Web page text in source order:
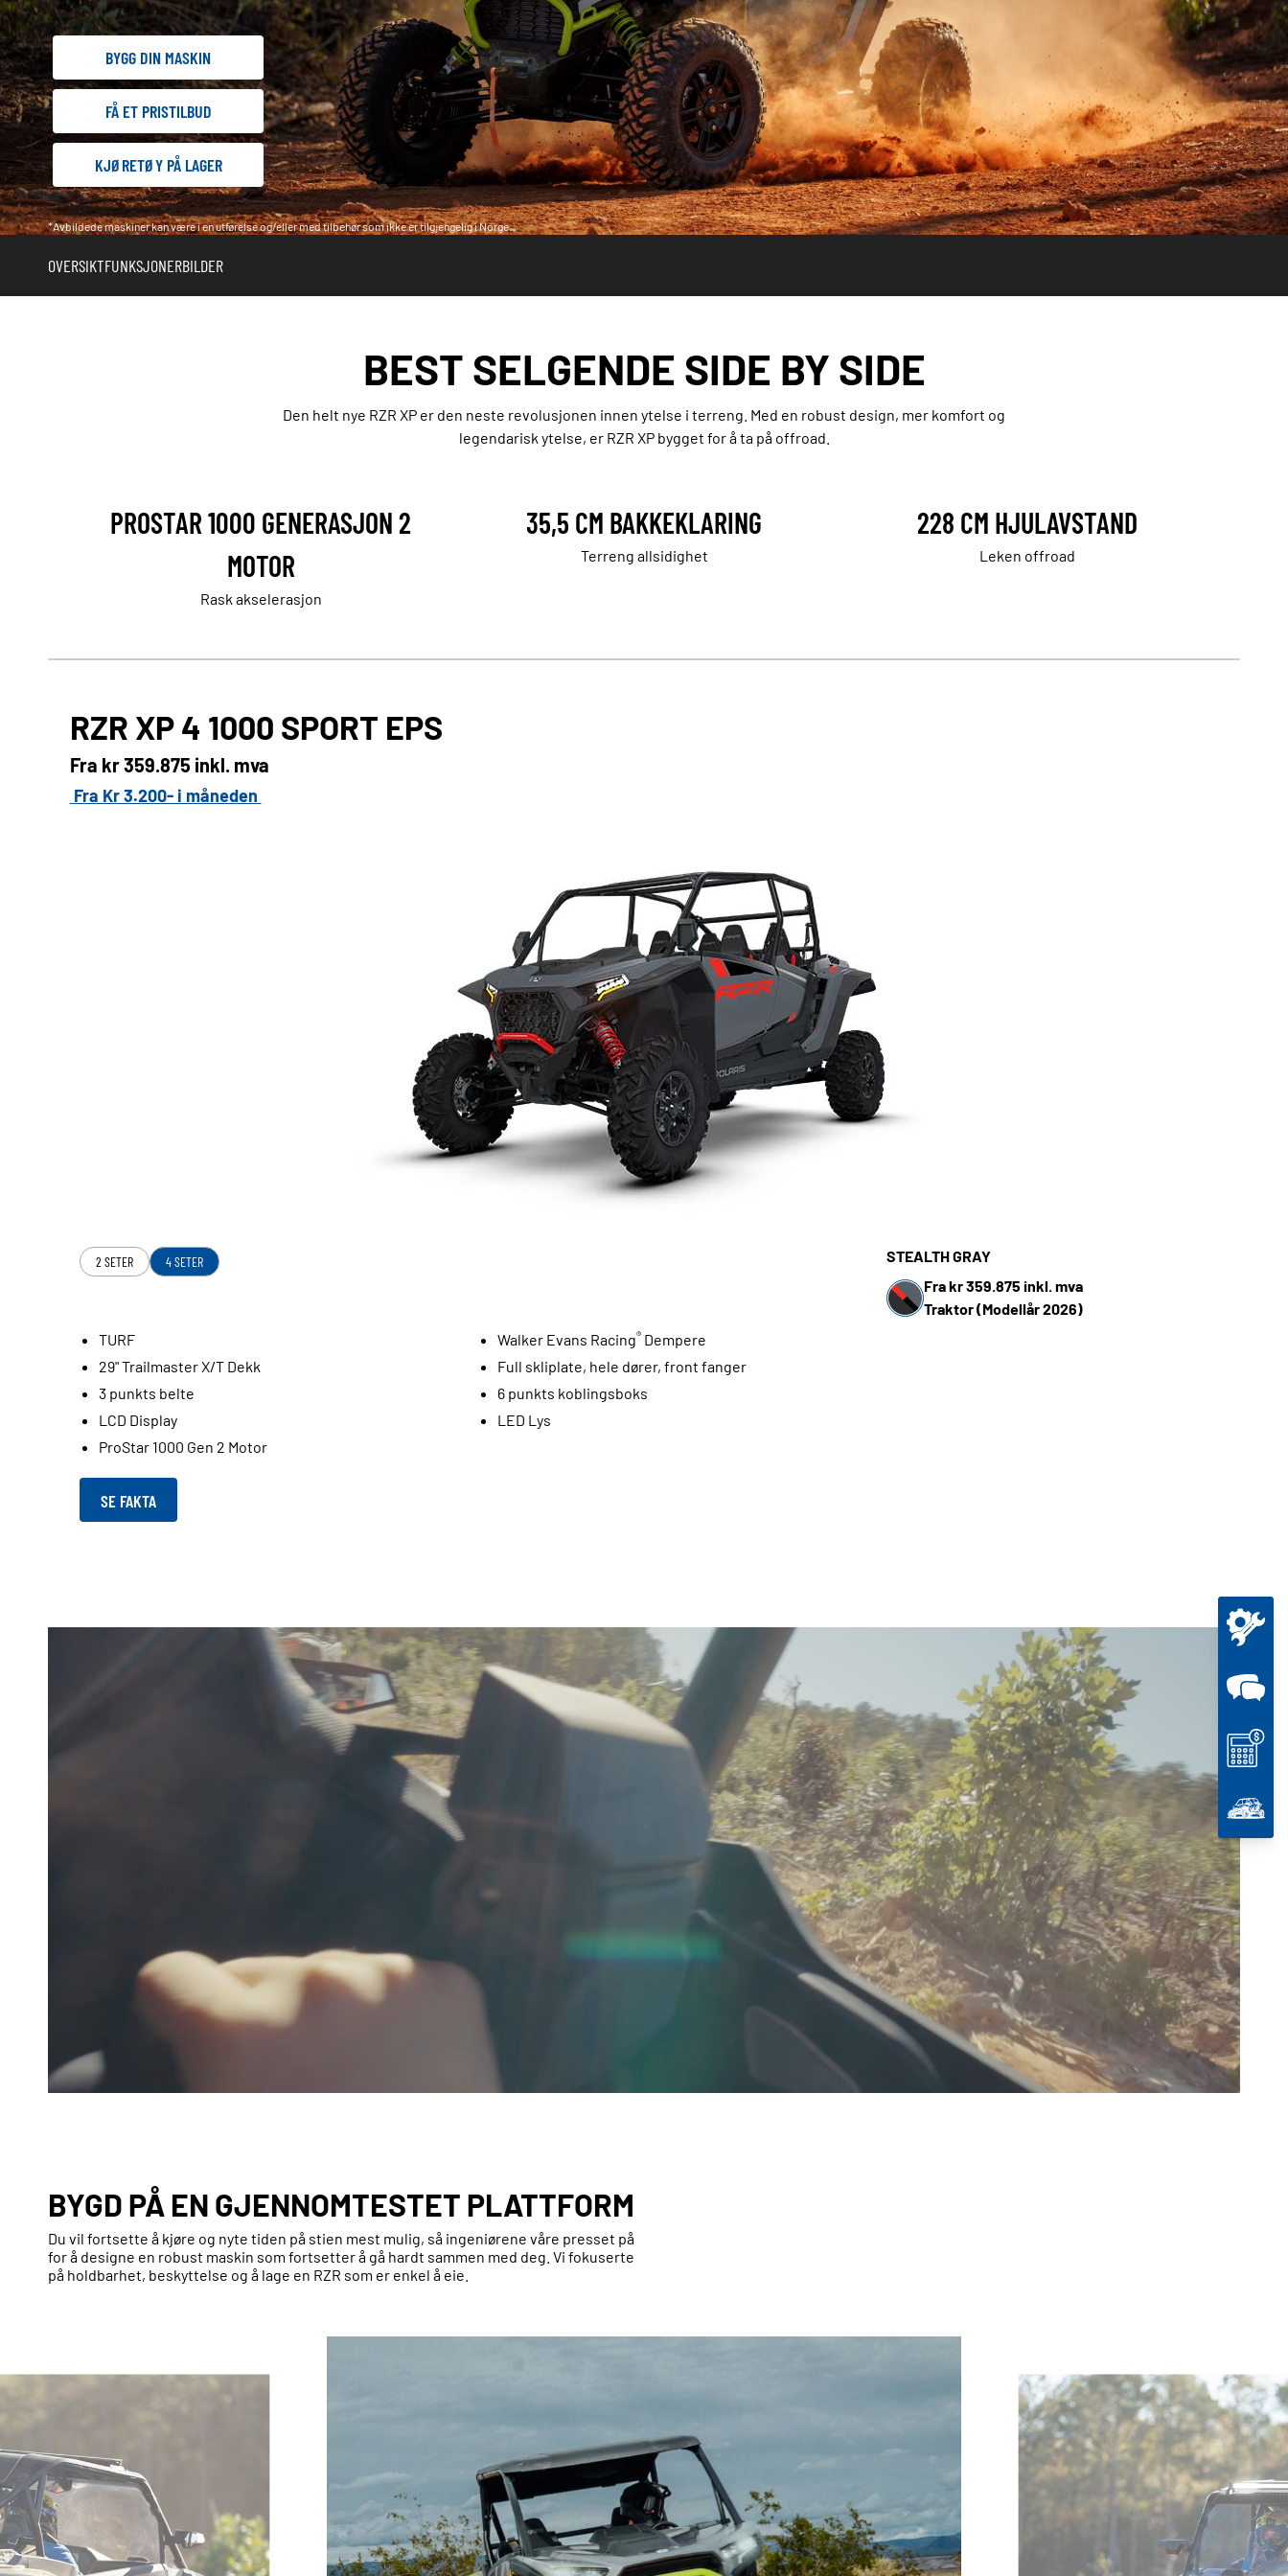
BYGG DIN MASKIN
FÅ ET PRISTILBUD
KJØRETØY PÅ LAGER
*Avbildede maskiner kan være i en utførelse og/eller med tilbehør som ikke er tilgjengelig i Norge.
OVERSIKTFUNKSJONERBILDER
BEST SELGENDE SIDE BY SIDE
Den helt nye RZR XP er den neste revolusjonen innen ytelse i terreng. Med en robust design, mer komfort og
legendarisk ytelse, er RZR XP bygget for å ta på offroad.
PROSTAR 1000 GENERASJON 2
MOTOR
Rask akselerasjon
35,5 CM BAKKEKLARING
Terreng allsidighet
228 CM HJULAVSTAND
Leken offroad
RZR XP 4 1000 SPORT EPS
Fra kr359.875 inkl. mva
Fra Kr 3.200- i måneden
2 SETER 4 SETER
STEALTH GRAY
Fra kr 359.875 inkl. mva
Traktor (Modellår 2026)
TURF
29" Trailmaster X/T Dekk
3 punkts belte
LCD Display
ProStar 1000 Gen 2 Motor
Walker Evans Racing®Dempere
Full skliplate, hele dører, front fanger
6 punkts koblingsboks
LED Lys
SE FAKTA
BYGD PÅ EN GJENNOMTESTET PLATTFORM
Du vil fortsette å kjøre og nyte tiden på stien mest mulig, så ingeniørene våre presset på
for å designe en robust maskin som fortsetter å gå hardt sammen med deg. Vi fokuserte
på holdbarhet, beskyttelse og å lage en RZR som er enkel å eie.